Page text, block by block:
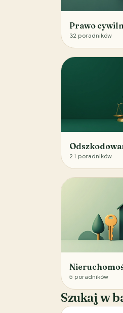
Prawo
32 poradników
21 poradników
5 poradników
Szukaj w